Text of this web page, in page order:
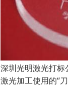
深圳光明激光打
激光加工使用的“